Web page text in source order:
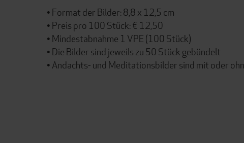
• Format der Bilder: 8,8 x 12,5 cm
• Preis pro 100 Stück: € 12,50
• Mindestabnahme 1 VPE (100 Stück)
• Die Bilder sind jeweils zu 50 Stück gebündelt
• Andachts- und Meditationsbilder sind mit oder